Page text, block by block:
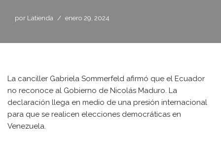
por Latienda enero 29, 2024
La canciller Gabriela Sommerfeld afirmó que el Ecuador
no reconoce al Gobierno de Nicolás Maduro. La
declaración llega en medio de una presión internacional
para que se realicen elecciones democráticas en
Venezuela.